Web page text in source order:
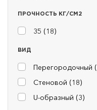
ПРОЧНОСТЬ КГ/СМ2
35 (18)
ВИД
Перегородочный (
Стеновой (18)
U-образный (3)